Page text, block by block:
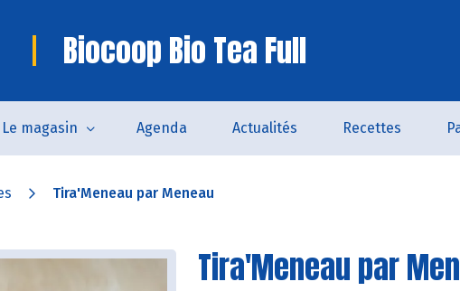
Biocoop Bio Tea Full
Le magasin Agenda Actualités Recettes
Tira'Meneau par Meneau
Tira'Meneau par